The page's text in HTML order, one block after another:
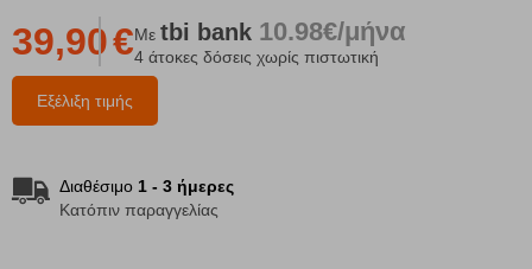
Εξέλιξη τιμής
39,90€Με tbi bank 10.98€/μήνα
4 άτοκες δόσεις χωρίς πιστωτική
Διαθέσιμο 1 - 3 ήμερες
Κατόπιν παραγγελίας